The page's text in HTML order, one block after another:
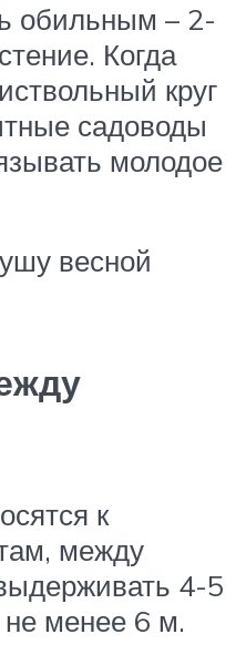
обильным – 2-
Когда
круг
садоводы
молодое
весной
к
между
4-5
менее 6 м.